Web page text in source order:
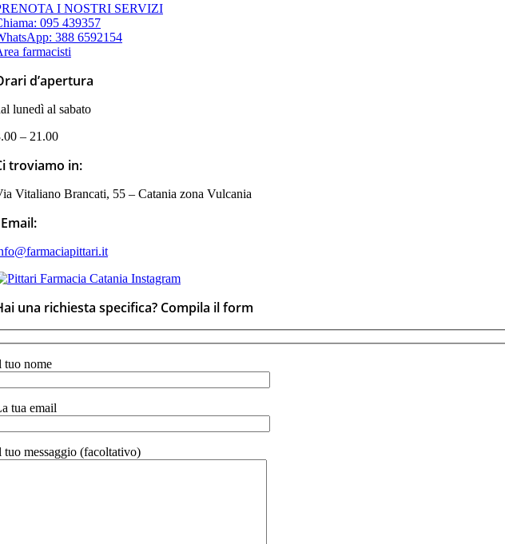
I NOSTRI SERVIZI
095 439357
388 6592154
farmacisti
d’apertura
lunedì al sabato
– 21.00
troviamo in:
Vitaliano Brancati, 55 – Catania zona Vulcania
una richiesta specifica? Compila il form
tuo nome
tua email
tuo messaggio (facoltativo)